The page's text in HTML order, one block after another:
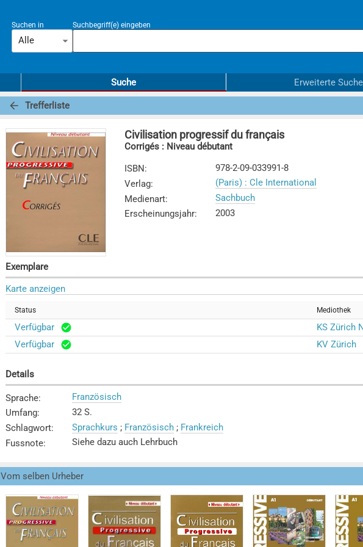
Suchen in
Alle
Suchbegriff(e) eingeben
Suche Erweiterte Suche
Trefferliste
Civilisation progressif du français
Corrigés : Niveau débutant
ISBN:
978-2-09-033991-8
Verlag:
(Paris) : Cle International
Medienart:
Sachbuch
Erscheinungsjahr: 2003
Exemplare
Karte anzeigen
Status Mediothek
Verfügbar
KS Zürich
Verfügbar
KV Zürich
Details
Sprache:
Französisch
Umfang:
32 S.
Schlagwort: Sprachkurs ; Französisch; Frankreich
Fussnote: Siehe dazu auch Lehrbuch
Vom selben Urheber